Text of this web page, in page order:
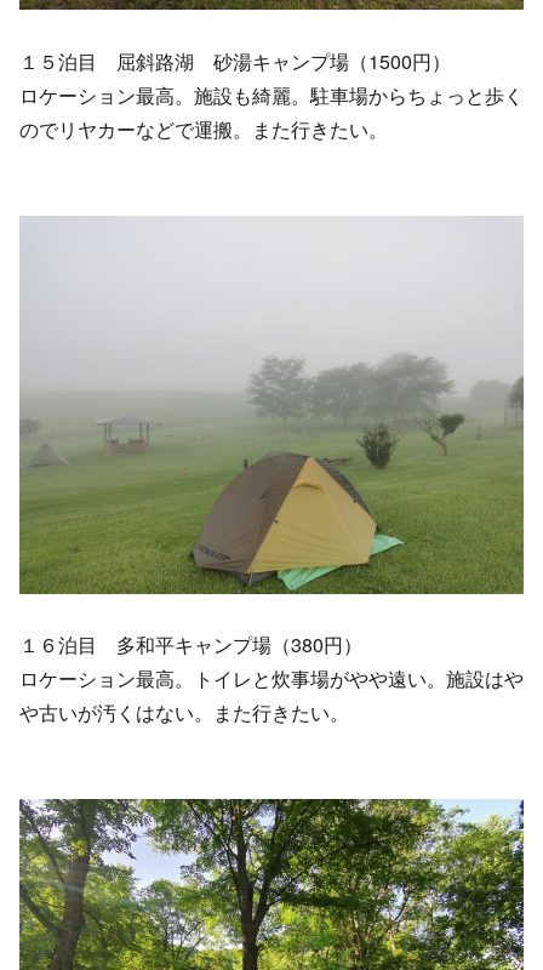
１５泊目 屈斜路湖 砂湯キャンプ場（1500円）
ロケーション最高。施設も綺麗。駐車場からちょっと歩く
のでリヤカーなどで運搬。また行きたい。
１６泊目 多和平キャンプ場（380円）
ロケーション最高。トイレと炊事場がやや遠い。施設はや
や古いが汚くはない。また行きたい。